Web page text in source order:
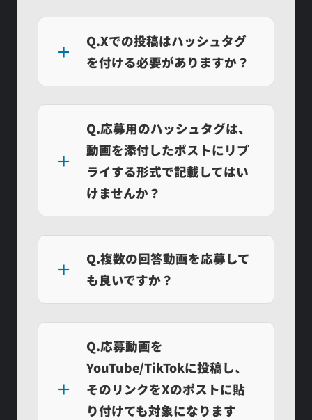
Q.Xでの投稿はハッシュタグ
を付ける必要がありますか？
Q.応募用のハッシュタグは、
動画を添付したポストにリプ
ライする形式で記載してはい
けませんか？
Q.複数の回答動画を応募して
も良いですか？
Q.応募動画を
YouTube/TikTokに投稿し、
そのリンクをXのポストに貼
り付けても対象になります